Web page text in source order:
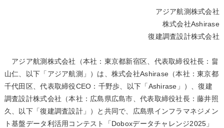
アジア航測株式会社
株式会社Ashirase
復建調査設計株式会社
アジア航測株式会社（本社：東京都新宿区、代表取締役社長：畠
山仁、以下「アジア航測」）は、株式会社Ashirase（本社：東京都
千代田区、代表取締役CEO：千野歩、以下「Ashirase」）、復建
調査設計株式会社（本社：広島県広島市、代表取締役社長：藤井照
久、以下「復建調査設計」）と共同で、広島県インフラマネジメン
ト基盤データ利活用コンテスト「Doboxデータチャレンジ2025」